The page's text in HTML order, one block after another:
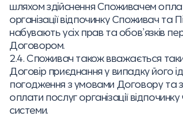
шляхом здійснення Споживачем
організації відпочинку Споживач та
набувають усіх прав та обов’язків
Договором.
2.4. Споживач також вважається
Договір приєднання у випадку його
погодження з умовами Договору та
оплати послуг організації
системи.